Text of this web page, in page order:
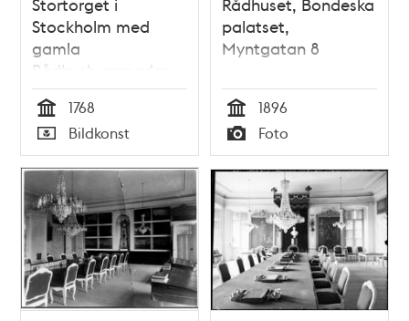
Stockholm med
gamla
Rådhusbyggnaden
innan dess afrifning
1768
Tid
1768
Typ
Bildkonst
palatset,
Myntgatan 8
Tid
1896
Typ
Foto